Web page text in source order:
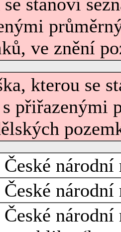
ve znění
kterou se
přiřazenými